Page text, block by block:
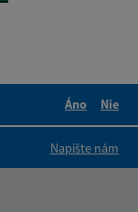
Áno
Nie
Napíšte nám